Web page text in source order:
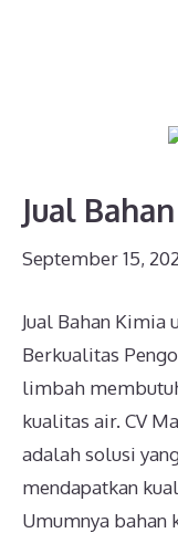
Jual
September 15,
Jual Bahan Kimia
Berkualitas
limbah
kualitas air. CV
adalah solusi
mendapatkan
Umumnya bahan